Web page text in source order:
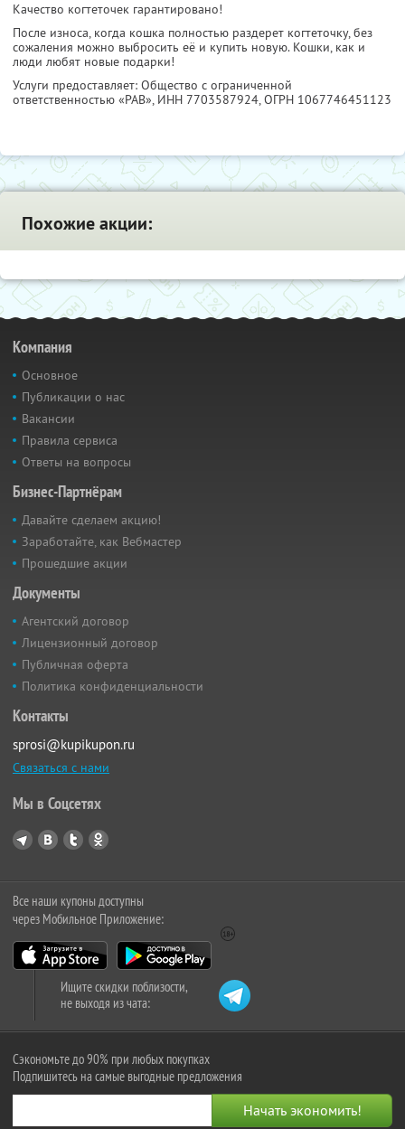
Качество когтеточек гарантировано!
После износа, когда кошка полностью раздерет когтеточку, без
сожаления можно выбросить её и купить новую. Кошки, как и
люди любят новые подарки!
Услуги предоставляет: Общество с ограниченной
ответственностью «РАВ», ИНН 7703587924, ОГРН 1067746451123
Похожие акции:
Компания
Основное
Публикации о нас
Вакансии
Правила сервиса
Ответы на вопросы
Бизнес-Партнёрам
Давайте сделаем акцию!
Заработайте, как Вебмастер
Прошедшие акции
Документы
Агентский договор
Лицензионный договор
Публичная оферта
Политика конфиденциальности
Контакты
sprosi@kupikupon.ru
Связаться с нами
Мы в Соцсетях
Все наши купоны доступны
через Мобильное Приложение:
Ищите скидки поблизости,
не выходя из чата:
Сэкономьте до 90% при любых покупках
Подпишитесь на самые выгодные предложения